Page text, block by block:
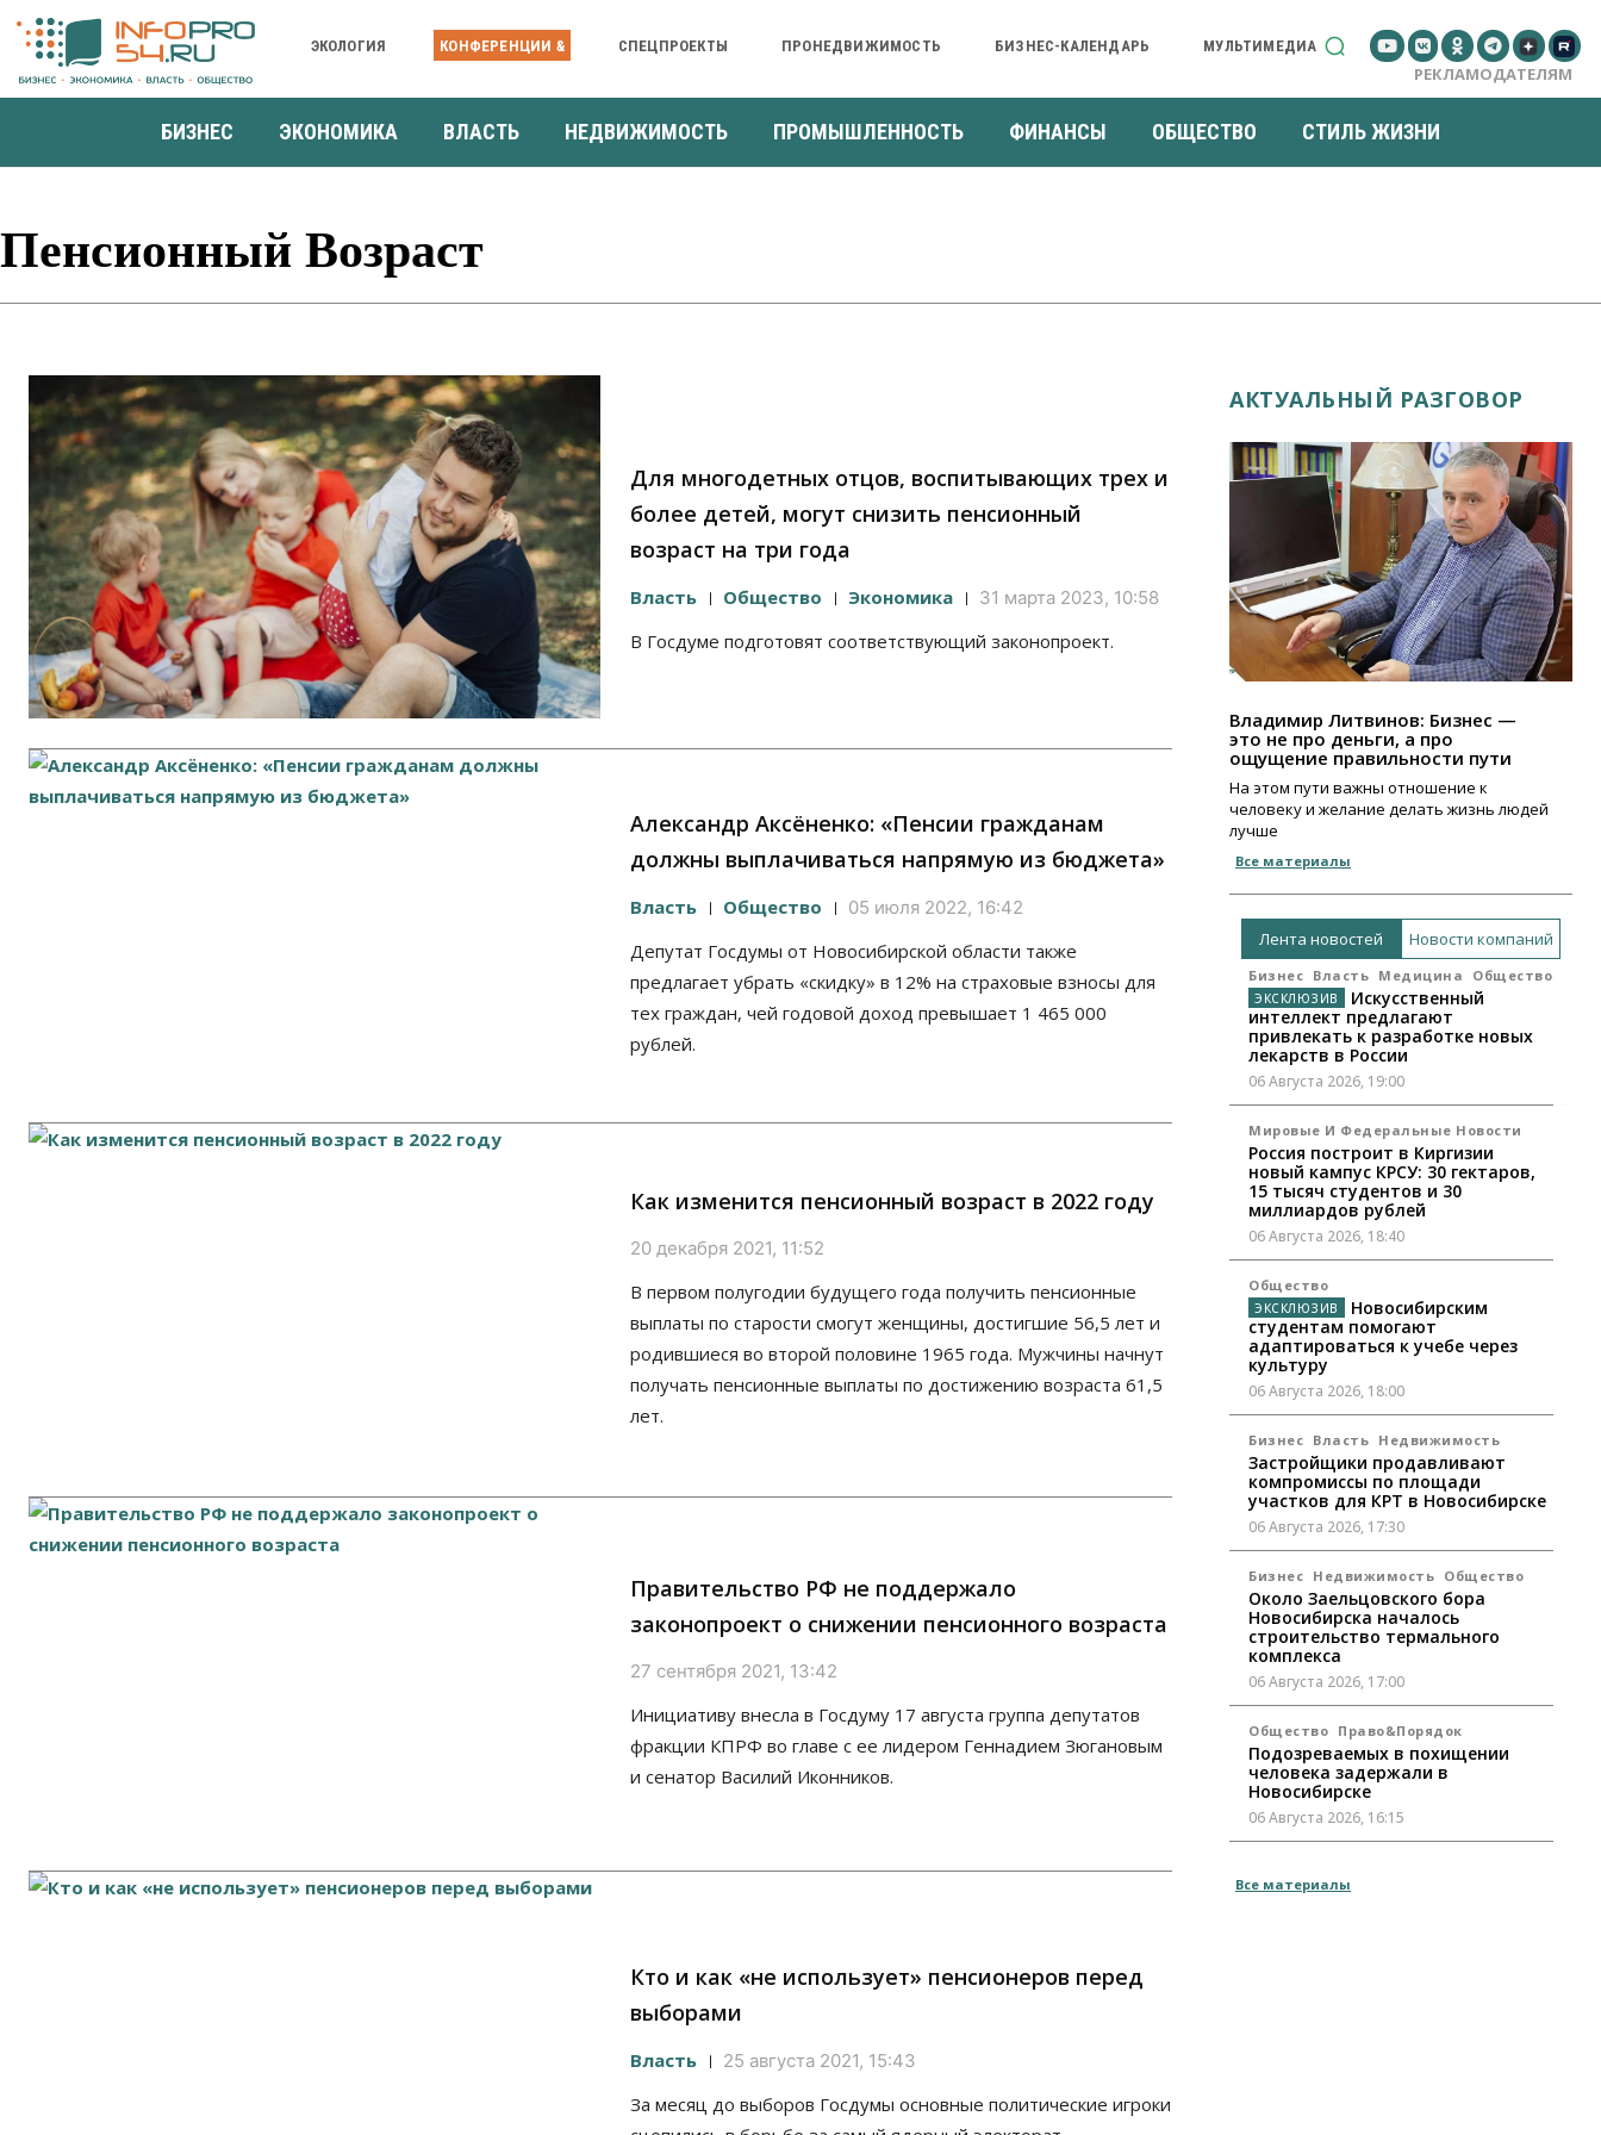
ЭКОЛОГИЯ КОНФЕРЕНЦИИ & СПЕЦПРОЕКТЫ ПРОНЕДВИЖИМОСТЬ БИЗНЕС-КАЛЕНДАРЬ МУЛЬТИМЕДИА
РЕКЛАМОДАТЕЛЯМ
БИЗНЕС ЭКОНОМИКА ВЛАСТЬ НЕДВИЖИМОСТЬ ПРОМЫШЛЕННОСТЬ ФИНАНСЫ ОБЩЕСТВО СТИЛЬ ЖИЗНИ
Пенсионный Возраст
Для многодетных отцов, воспитывающих трех и
более детей, могут снизить пенсионный
возраст на три года
Власть Общество Экономика 31 марта 2023, 10:58
В Госдуме подготовят соответствующий законопроект.
Александр Аксёненко: «Пенсии гражданам
должны выплачиваться напрямую из бюджета»
Власть Общество 05 июля 2022, 16:42
Депутат Госдумы от Новосибирской области также
предлагает убрать «скидку» в 12% на страховые взносы для
тех граждан, чей годовой доход превышает 1 465 000
рублей.
Как изменится пенсионный возраст в 2022 году
20 декабря 2021, 11:52
В первом полугодии будущего года получить пенсионные
выплаты по старости смогут женщины, достигшие 56,5 лет и
родившиеся во второй половине 1965 года. Мужчины начнут
получать пенсионные выплаты по достижению возраста 61,5
лет.
Правительство РФ не поддержало
законопроект о снижении пенсионного возраста
27 сентября 2021, 13:42
Инициативу внесла в Госдуму 17 августа группа депутатов
фракции КПРФ во главе с ее лидером Геннадием Зюгановым
и сенатор Василий Иконников.
Кто и как «не использует» пенсионеров перед
выборами
Власть 25 августа 2021, 15:43
За месяц до выборов Госдумы основные политические игроки
АКТУАЛЬНЫЙ РАЗГОВОР
Владимир Литвинов: Бизнес —
это не про деньги, а про
ощущение правильности пути
На этом пути важны отношение к
человеку и желание делать жизнь людей
лучше
Все материалы
Лента новостей Новости компаний
Бизнес Власть Медицина Общество
Искусственный
интеллект предлагают
привлекать к разработке новых
лекарств в России
06 Августа 2026, 19:00
Мировые И Федеральные Новости
Россия построит в Киргизии
новый кампус КРСУ: 30 гектаров,
15 тысяч студентов и 30
миллиардов рублей
06 Августа 2026, 18:40
Общество
Новосибирским
студентам помогают
адаптироваться к учебе через
культуру
06 Августа 2026, 18:00
Бизнес Власть Недвижимость
Застройщики продавливают
компромиссы по площади
участков для КРТ в Новосибирске
06 Августа 2026, 17:30
Бизнес Недвижимость Общество
Около Заельцовского бора
Новосибирска началось
строительство термального
комплекса
06 Августа 2026, 17:00
Общество Право&Порядок
Подозреваемых в похищении
человека задержали в
Новосибирске
06 Августа 2026, 16:15
Пенсионеры старше 80 лет в
Все материалы